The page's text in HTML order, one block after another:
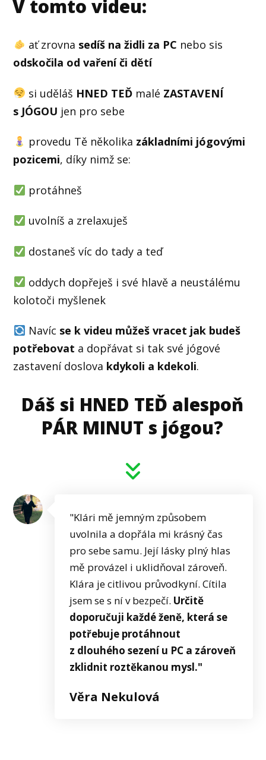
V tomto videu:
ať zrovna sedíš na židli za PC nebo sis
odskočila od vaření či dětí
si uděláš HNED TEĎmalé ZASTAVENÍ
s JÓGOU jen pro sebe
provedu Tě několika základními jógovými
pozicemi, díky nimž se:
protáhneš
uvolníš a zrelaxuješ
dostaneš víc do tady a teď
oddych dopřeješ i své hlavě a neustálému
kolotoči myšlenek
Navíc se k videu můžeš vracet jak budeš
potřebovat a dopřávat si tak své jógové
zastavení doslova kdykoli a kdekoli.
Dáš si HNED TEĎ alespoň
PÁR MINUT s jógou?
"Klári mě jemným způsobem
uvolnila a dopřála mi krásný čas
pro sebe samu. Její lásky plný hlas
mě provázel i uklidňoval zároveň.
Klára je citlivou průvodkyní. Cítila
jsem se s ní v bezpečí. Určitě
doporučuji každé ženě, která se
potřebuje protáhnout
z dlouhého sezení u PC a zároveň
zklidnit roztěkanou mysl."
Věra Nekulová